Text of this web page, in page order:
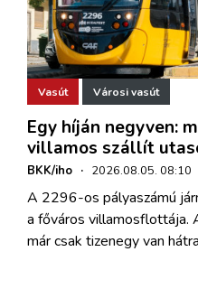
Vasút Városi vasút
Egy híján negyven:
villamos szállít
BKK/iho · 2026.08.05. 08:10
A 2296-os pályaszámú
a főváros villamosflottája.
már csak tizenegy van